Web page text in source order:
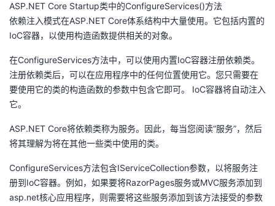
课
的
证
我
实
的
术
持
云
建
ASP.NET Core Startup类中的ConfigureServices()方法
依赖注入模式在ASP.NET Core体系结构中大量使用。它包括内置的
IoC容器，以使用构造函数提供相关的对象。
在ConfigureServices方法中，可以使用内置IoC容器注册依赖类。
注册依赖类后，可以在应用程序中的任何位置使用它。您只需要在
要使用它的类的构造函数的参数中包含它即可。 IoC容器将自动注入
它。
ASP.NET Core将依赖类称为服务。因此，每当您阅读“服务”，然后
将其理解为将在其他一些类中使用的类。
ConfigureServices方法包含IServiceCollection参数，以将服务注
册到IoC容器。例如，如果要将RazorPages服务或MVC服务添加到
asp.net核心应用程序，则需要将这些服务添加到该方法接受的参数